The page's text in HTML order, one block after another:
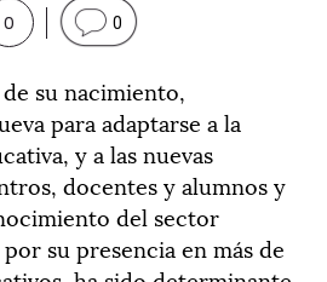
0 0
su nacimiento,
para adaptarse a la
y a las nuevas
docentes y alumnos y
del sector
su presencia en más de